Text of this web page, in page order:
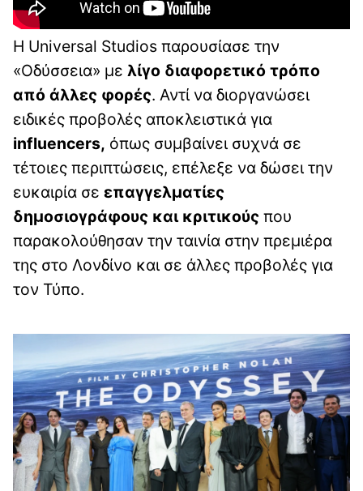
Η Universal Studios παρουσίασε την
«Οδύσσεια» με λίγο διαφορετικό τρόπο
από άλλες φορές. Αντί να διοργανώσει
ειδικές προβολές αποκλειστικά για
influencers, όπως συμβαίνει συχνά σε
τέτοιες περιπτώσεις, επέλεξε να δώσει την
ευκαιρία σε επαγγελματίες
δημοσιογράφους και κριτικούς που
παρακολούθησαν την ταινία στην πρεμιέρα
της στο Λονδίνο και σε άλλες προβολές για
τον Τύπο.